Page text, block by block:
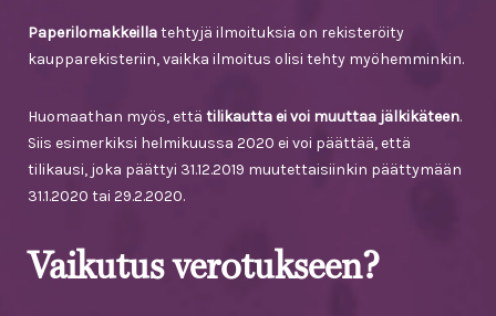
Paperilomakkeillatehtyjä ilmoituksia on rekisteröity
kaupparekisteriin, vaikka ilmoitus olisi tehty myöhemminkin.
Huomaathan myös, että tilikautta ei voi muuttaa jälkikäteen.
Siis esimerkiksi helmikuussa 2020 ei voi päättää, että
tilikausi, joka päättyi 31.12.2019 muutettaisiinkin päättymään
31.1.2020 tai 29.2.2020.
Vaikutus verotukseen?